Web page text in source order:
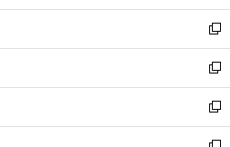
開
く
ウ
で
開
く
ン
ド
ウ
で
開
く
ウ
ィ
ン
ド
ウ
で
開
新
し
い
ウ
ィ
ン
新
し
い
ウ
新
し